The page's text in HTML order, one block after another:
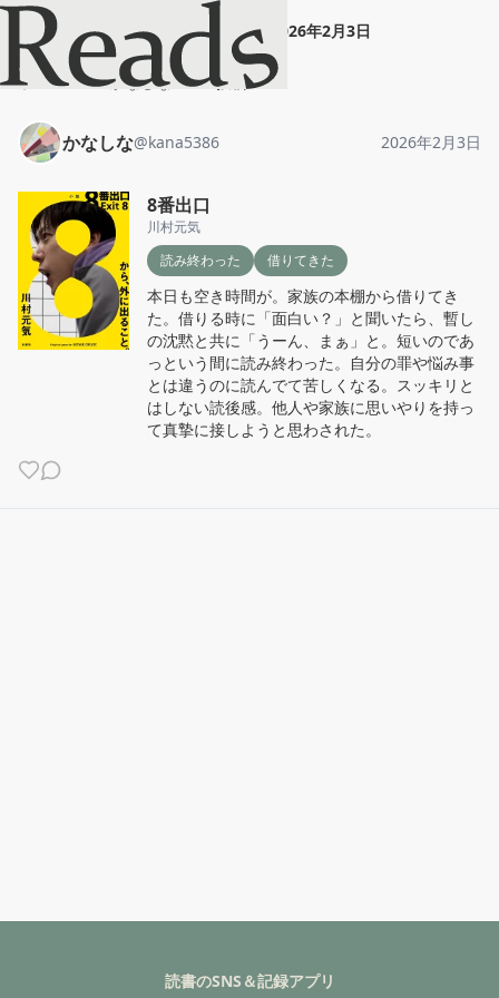
かなしな"8番出口" 2026年2月3日
ホーム かなしな 投稿
かなしな@kana5386 2026年2月3日
8番出口
川村元気
読み終わった
借りてきた
本日も空き時間が。家族の本棚から借りてき
た。借りる時に「面白い？」と聞いたら、暫し
の沈黙と共に「うーん、まぁ」と。短いのであ
っという間に読み終わった。自分の罪や悩み事
とは違うのに読んでて苦しくなる。スッキリと
はしない読後感。他人や家族に思いやりを持っ
て真摯に接しようと思わされた。
読書のSNS＆記録アプリ